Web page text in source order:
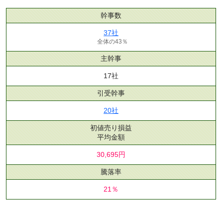
幹事数
37社
全体の43％
主幹事
17社
引受幹事
20社
初値売り損益
平均金額
30,695円
騰落率
21％